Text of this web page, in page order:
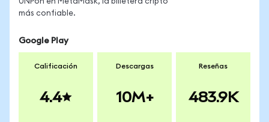
más confiable.
Google Play
Calificación
4.4
Descargas
10M+
Reseñas
483.9K